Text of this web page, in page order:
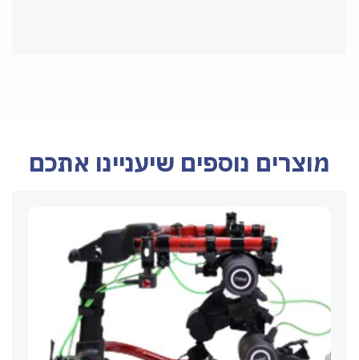
מוצרים נוספים שיעניינו אתכם